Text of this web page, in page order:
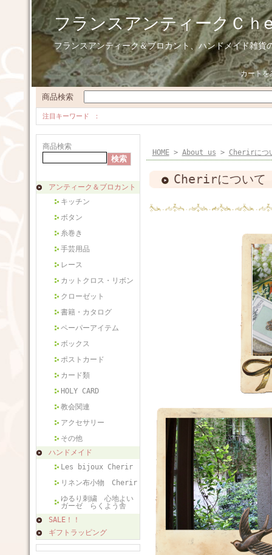
フランスアンティークＣｈ
フランスアンティーク＆ブロカント、ハンドメイド雑貨
カートを
商品検索
注目キーワード
商品検索
アンティーク＆ブロカント
キッチン
ボタン
糸巻き
手芸用品
レース
カットクロス・リボン
クローゼット
書籍・カタログ
ペーパーアイテム
ボックス
ポストカード
カード類
HOLY CARD
教会関連
アクセサリー
その他
ハンドメイド
Les bijoux Cherir
リネン布小物 Cherir
ゆるり刺繍 心地よい
ガーゼ らくよう舎
SALE！！
ギフトラッピング
HOME> About us > Cherirにつ
Cherirについて